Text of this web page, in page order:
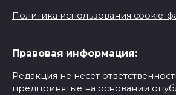
Политика использования cookie-
Правовая информация:
Редакция не несет
предпринятые на основании